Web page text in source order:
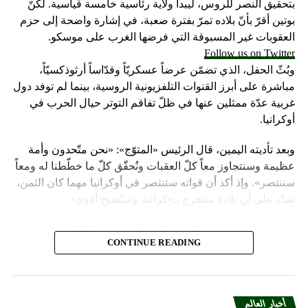
Source: arabic rt
RELATED TOPICS:
#LEBANON_NEWS; #MIDDLE_EAST_NEWS
UP
DON'T MISS
أفغانستان قد تعفو عن عن مسلحي "داعش"
بتحقيق النصر للروس، ليبدأ ولاية رئاسية خامسة قياسية. لكنّ
بوتين أقرّ بأنّ بلاده تمرّ بفترة صعبة، في إشارة واضحة إلى حزم
العقوبات غير المسبوقة التي فرضها الغرب على موسكو.
Follow us on Twitter
وبُثّ الحفل، الذي تضمّن عرضاً عسكريّاً وقدّاساً أرثوذكسيّاً،
مباشرة على أبرز القنوات التلفزيونية الروسية، بينما لم توفد دول
غربية عدّة ممثلين عنها في ظلّ تفاقم التوتر حيال الحرب في
أوكرانيا.
وبعد تأديته اليمين، قال الرئيس «المتوّج»: «نحن متّحدون وأمة
عظيمة وسنتجاوز معاً كلّ العقبات ونُحقّق كلّ ما خطّطنا له ومعاً
سننتصر». وإذ أكد أن قواته ستنتصر في أوكرانيا مهما كان الثمن،
شدّد على أن بلاده ستخرج بـ»كرامة وستُصبح أقوى».
واعتبر «القيصر» من قاعة «سانت أندروز» في الكرملين، حيث
استُقبل بتصفيق حار من المسؤولين الروس وأبرز الشخصيات
هائل ومسؤولية ومهمّة مقدّسة».
CONTINUE READING
أخبار العالم